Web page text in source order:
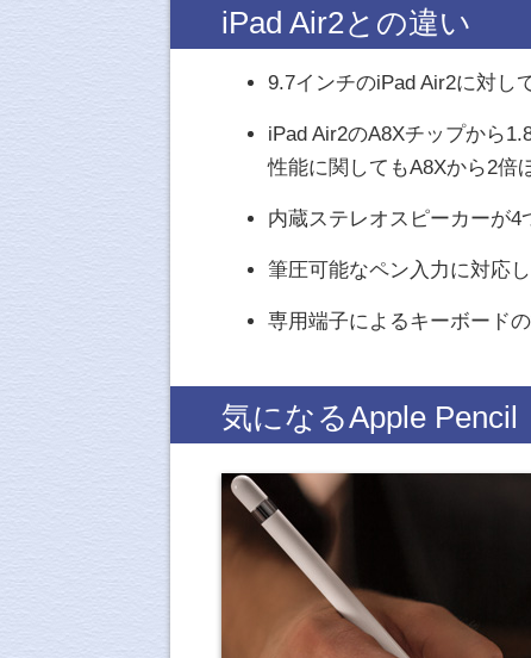
iPad Air2との違い
9.7インチのiPad Air2に対し
iPad Air2のA8Xチップから
性能に関してもA8Xから2倍
内蔵ステレオスピーカーが4
筆圧可能なペン入力に対応し
専用端子によるキーボード
気になるApple Pencil